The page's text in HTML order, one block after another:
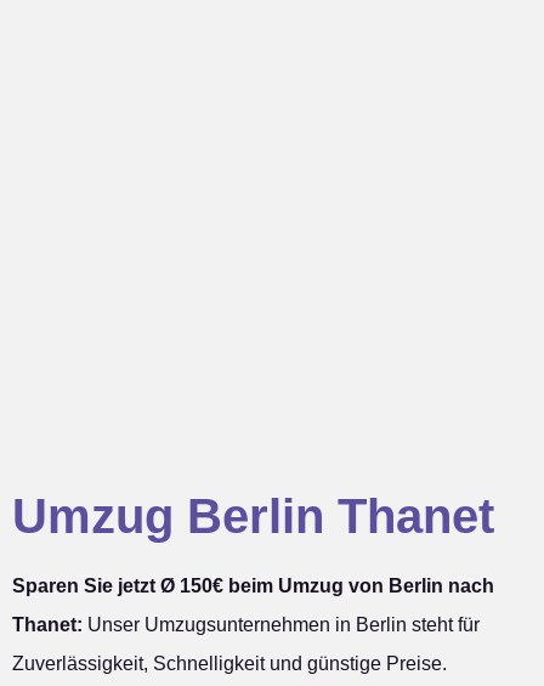
Umzug Berlin Thanet
Sparen Sie jetzt Ø 150€ beim Umzug von Berlin nach
Thanet: Unser Umzugsunternehmen in Berlin steht für
Zuverlässigkeit, Schnelligkeit und günstige Preise.